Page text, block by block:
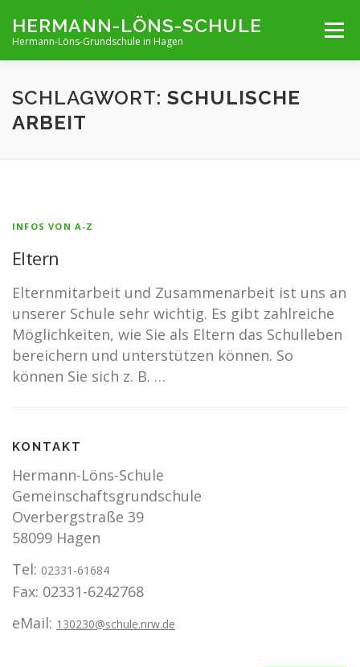
Inhalt
springen
HERMANN-LÖNS-SCHULE
Hermann-Löns-Grundschule in Hagen
Menü
TERMINE UNSERE SCHULE INFOS VON A-Z
SCHLAGWORT: SCHULISCHE
ARBEIT
INFOS VON A-Z
Eltern
Elternmitarbeit und Zusammenarbeit ist uns an
unserer Schule sehr wichtig. Es gibt zahlreiche
Möglichkeiten, wie Sie als Eltern das Schulleben
bereichern und unterstützen können. So
können Sie sich z. B. …
KONTAKT
Hermann-Löns-Schule
Gemeinschaftsgrundschule
Overbergstraße 39
58099 Hagen
Tel: 02331-61684
Fax: 02331-6242768
eMail: 130230@schule.nrw.de